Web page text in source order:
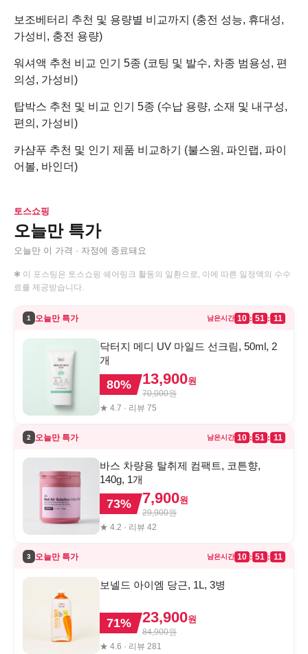
보조베터리 추천 및 용량별 비교까지 (충전 성능, 휴대성,
가성비, 충전 용량)
워셔액 추천 비교 인기 5종 (코팅 및 발수, 차종 범용성, 편
의성, 가성비)
탑박스 추천 및 비교 인기 5종 (수납 용량, 소재 및 내구성,
편의, 가성비)
카샴푸 추천 및 인기 제품 비교하기 (불스원, 파인랩, 파이
어볼, 바인더)
토스쇼핑
오늘만 특가
오늘만 이 가격 · 자정에 종료돼요
✱ 이 포스팅은 토스쇼핑 쉐어링크 활동의 일환으로, 이에 따른 일정액의 수수
료를 제공받습니다.
1 오늘만 특가 남은시간 10 : 51 : 11
닥터지 메디 UV 마일드 선크림, 50ml, 2
개
80% 13,900원
70,000원
★ 4.7 · 리뷰 75
2 오늘만 특가 남은시간 10 : 51 : 11
바스 차량용 탈취제 컴팩트, 코튼향,
140g, 1개
73% 7,900원
29,900원
★ 4.2 · 리뷰 42
3 오늘만 특가 남은시간 10 : 51 : 11
보넬드 아이엠 당근, 1L, 3병
71% 23,900원
84,900원
★ 4.6 · 리뷰 281